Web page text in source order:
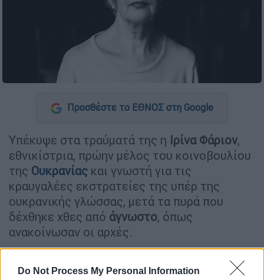
Do Not Process My Personal Information
Προσθέστε το ΕΘΝΟΣ στη Google
Υπέκυψε στα τραύματά της η Ιρίνα Φάριον,
εθνικίστρια, πρώην μέλος του κοινοβουλίου
της Ουκρανίας και γνωστή για τις
κραυγαλέες εκστρατείες της υπέρ της
ουκρανικής γλώσσας, μετά τα πυρά που
δέχθηκε χθες από άγνωστο, όπως
ανακοίνωσαν οι αρχές.
Ανθρωποκυνηγητό για τον δράστη